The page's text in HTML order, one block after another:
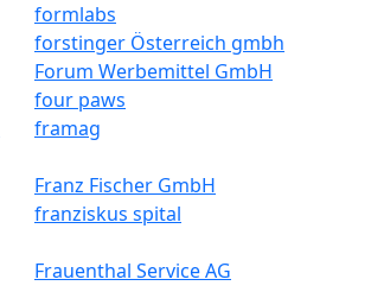
formlabs
forstinger Österreich gmbh
Forum Werbemittel GmbH
four paws
framag
Franz Fischer GmbH
franziskus spital
Frauenthal Service AG